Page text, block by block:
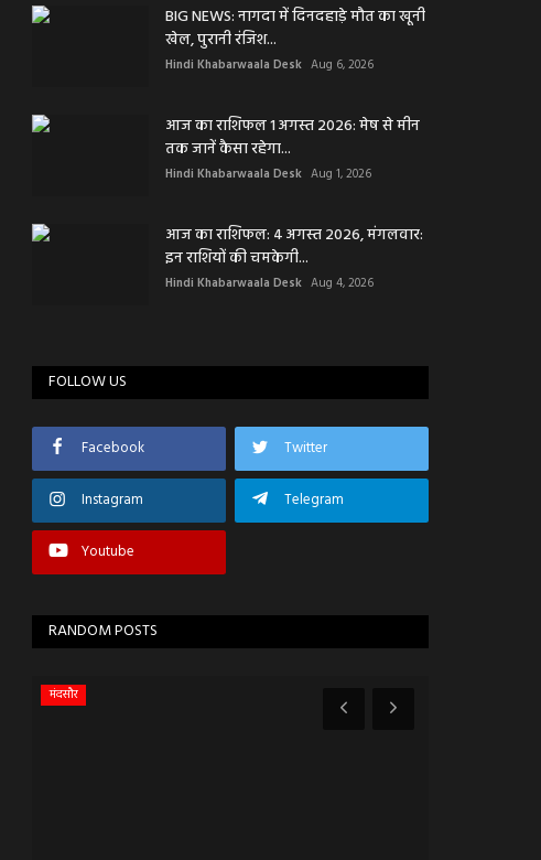
BIG NEWS: नागदा में दिनदहाड़े मौत का खूनी
खेल, पुरानी रंजिश...
Hindi Khabarwaala Desk Aug 6, 2026
आज का राशिफल 1 अगस्त 2026: मेष से मीन
तक जानें कैसा रहेगा...
Hindi Khabarwaala Desk Aug 1, 2026
आज का राशिफल: 4 अगस्त 2026, मंगलवार:
इन राशियों की चमकेगी...
Hindi Khabarwaala Desk Aug 4, 2026
FOLLOW US
Facebook Twitter
Instagram Telegram
Youtube
RANDOM POSTS
मंदसौर